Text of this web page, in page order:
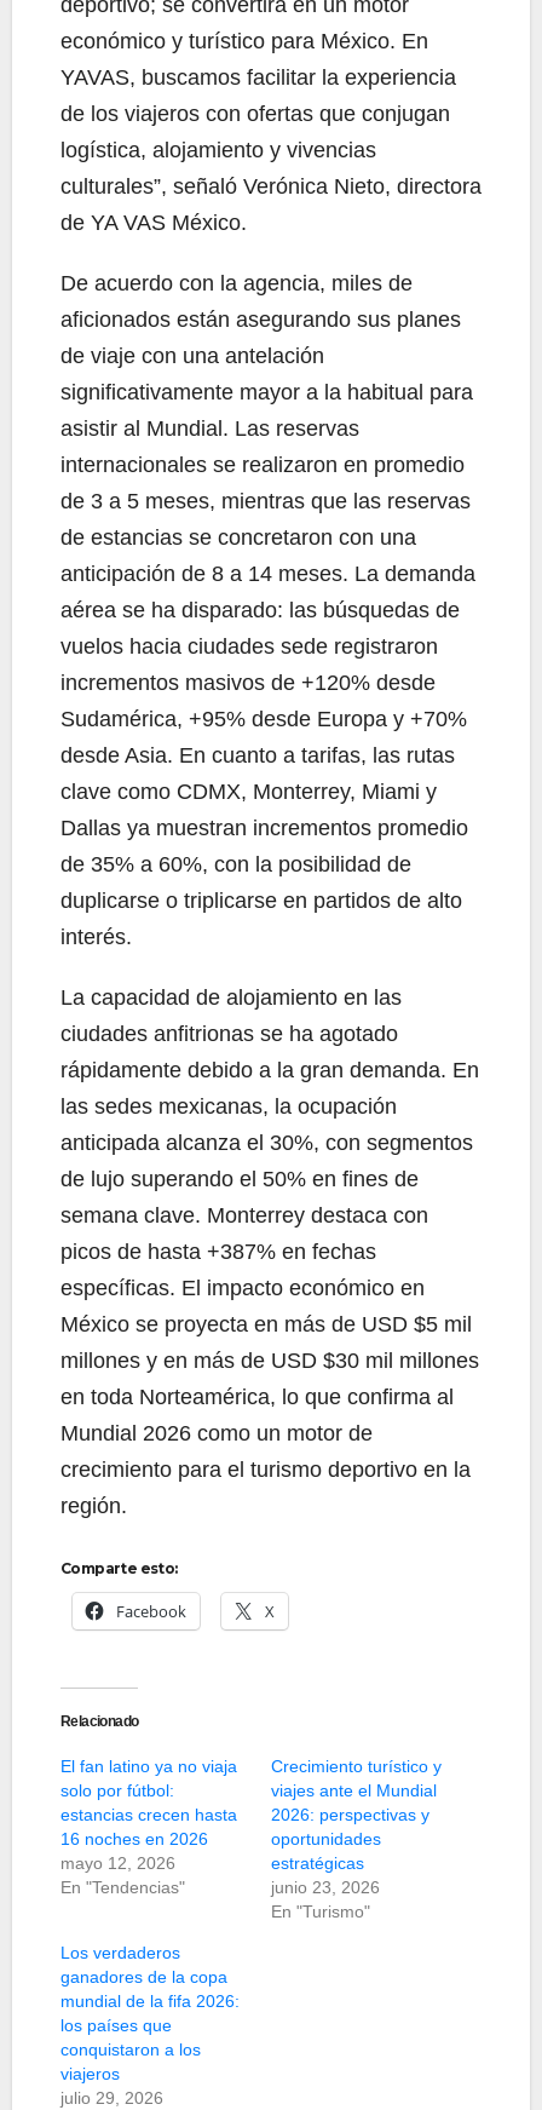
económico y turístico para México. En
YAVAS, buscamos facilitar la experiencia
de los viajeros con ofertas que conjugan
logística, alojamiento y vivencias
culturales”, señaló Verónica Nieto, directora
de YA VAS México.
De acuerdo con la agencia, miles de
aficionados están asegurando sus planes
de viaje con una antelación
significativamente mayor a la habitual para
asistir al Mundial. Las reservas
internacionales se realizaron en promedio
de 3 a 5 meses, mientras que las reservas
de estancias se concretaron con una
anticipación de 8 a 14 meses. La demanda
aérea se ha disparado: las búsquedas de
vuelos hacia ciudades sede registraron
incrementos masivos de +120% desde
Sudamérica, +95% desde Europa y +70%
desde Asia. En cuanto a tarifas, las rutas
clave como CDMX, Monterrey, Miami y
Dallas ya muestran incrementos promedio
de 35% a 60%, con la posibilidad de
duplicarse o triplicarse en partidos de alto
interés.
La capacidad de alojamiento en las
ciudades anfitrionas se ha agotado
rápidamente debido a la gran demanda. En
las sedes mexicanas, la ocupación
anticipada alcanza el 30%, con segmentos
de lujo superando el 50% en fines de
semana clave. Monterrey destaca con
picos de hasta +387% en fechas
específicas. El impacto económico en
México se proyecta en más de USD $5 mil
millones y en más de USD $30 mil millones
en toda Norteamérica, lo que confirma al
Mundial 2026 como un motor de
crecimiento para el turismo deportivo en la
región.
Comparte esto:
Facebook X
Relacionado
El fan latino ya no viaja
solo por fútbol:
estancias crecen hasta
16 noches en 2026
mayo 12, 2026
En "Tendencias"
Crecimiento turístico y
viajes ante el Mundial
2026: perspectivas y
oportunidades
estratégicas
junio 23, 2026
En "Turismo"
Los verdaderos
ganadores de la copa
mundial de la fifa 2026:
los países que
conquistaron a los
viajeros
julio 29, 2026